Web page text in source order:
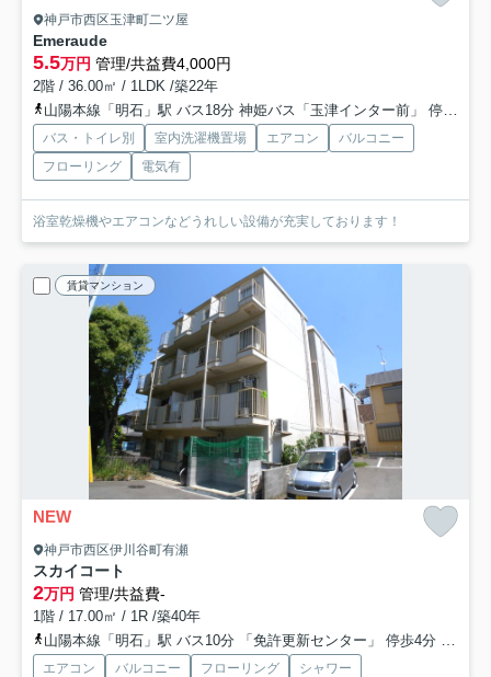
神戸市西区玉津町二ツ屋
Emeraude
5.5万円 管理/共益費4,000円
2階 / 36.00㎡ / 1LDK /築22年
山陽本線「明石」駅 バス18分 神姫バス「玉津インター前」 停歩9分
バス・トイレ別 室内洗濯機置場 エアコン
バルコニー
フローリング
電気有
浴室乾燥機やエアコンなどうれしい設備が充実しております！
賃貸マンション
NEW
神戸市西区伊川谷町有瀬
スカイコート
2万円 管理/共益費-
1階 / 17.00㎡ / 1R /築40年
山陽本線「明石」駅 バス10分 「免許更新センター」 停歩4分
エアコン バルコニー フローリング
シャワー